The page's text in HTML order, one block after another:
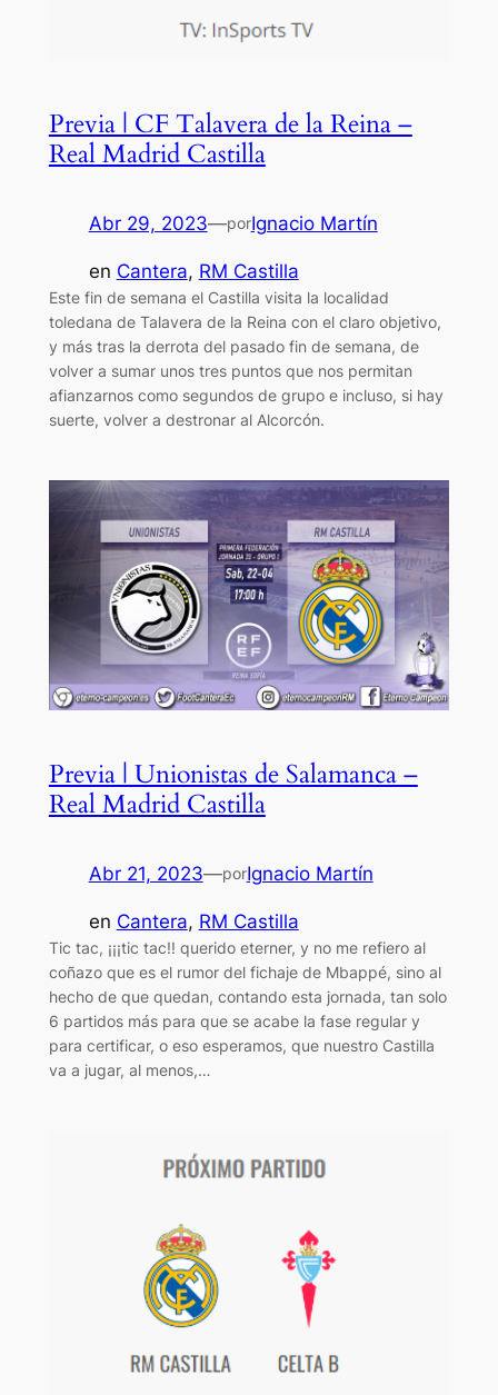
Previa | CF Talavera de la Reina –
Real Madrid Castilla
Abr 29, 2023—porIgnacio Martín
en Cantera, RM Castilla
Este fin de semana el Castilla visita la localidad
toledana de Talavera de la Reina con el claro objetivo,
y más tras la derrota del pasado fin de semana, de
volver a sumar unos tres puntos que nos permitan
afianzarnos como segundos de grupo e incluso, si hay
suerte, volver a destronar al Alcorcón.
Previa | Unionistas de Salamanca –
Real Madrid Castilla
Abr 21, 2023—porIgnacio Martín
en Cantera, RM Castilla
Tic tac, ¡¡¡tic tac!! querido eterner, y no me refiero al
coñazo que es el rumor del fichaje de Mbappé, sino al
hecho de que quedan, contando esta jornada, tan solo
6 partidos más para que se acabe la fase regular y
para certificar, o eso esperamos, que nuestro Castilla
va a jugar, al menos,…